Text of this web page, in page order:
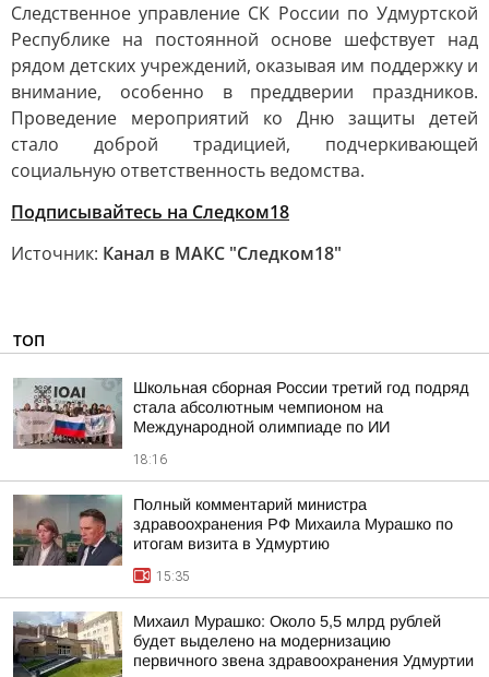
Следственное управление СК России по Удмуртской
Республике на постоянной основе шефствует над
рядом детских учреждений, оказывая им поддержку и
внимание, особенно в преддверии праздников.
Проведение мероприятий ко Дню защиты детей
стало доброй традицией, подчеркивающей
социальную ответственность ведомства.
Подписывайтесь на Следком18
Источник: Канал в МАКС "Следком18"
ТОП
Школьная сборная России третий год подряд
стала абсолютным чемпионом на
Международной олимпиаде по ИИ
18:16
Полный комментарий министра
здравоохранения РФ Михаила Мурашко по
итогам визита в Удмуртию
15:35
Михаил Мурашко: Около 5,5 млрд рублей
будет выделено на модернизацию
первичного звена здравоохранения Удмуртии